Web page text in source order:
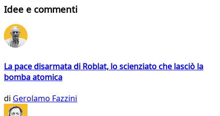
Idee e commenti
La pace disarmata di Roblat, lo scienziato che lasciò la
bomba atomica
di Gerolamo Fazzini